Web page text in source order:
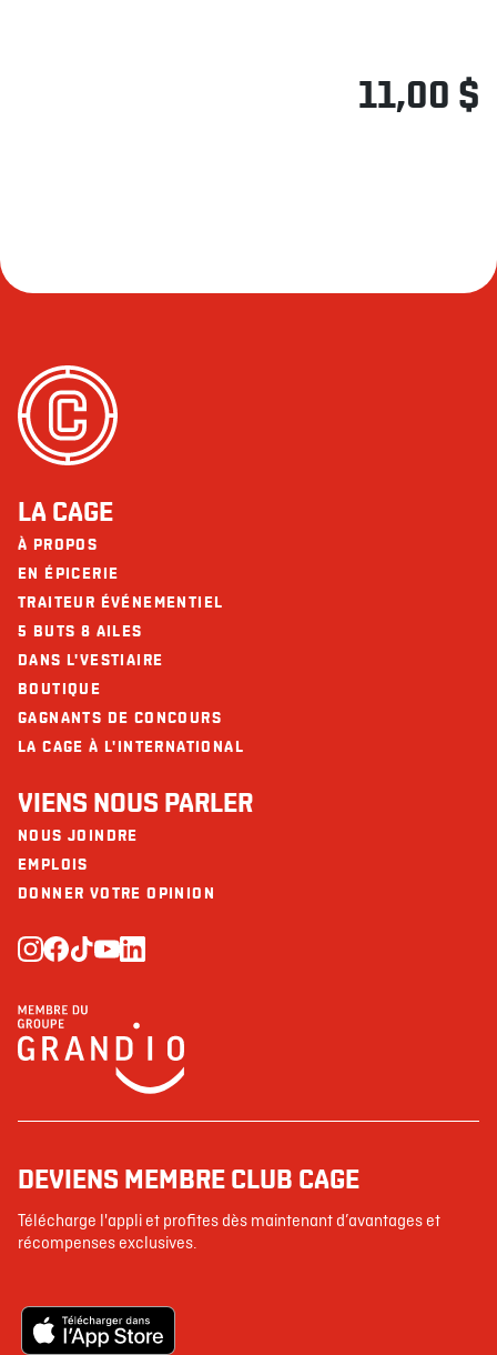
11,00 $
LA CAGE
À PROPOS
EN ÉPICERIE
TRAITEUR ÉVÉNEMENTIEL
5 BUTS 8 AILES
DANS L'VESTIAIRE
BOUTIQUE
GAGNANTS DE CONCOURS
LA CAGE À L'INTERNATIONAL
VIENS NOUS PARLER
NOUS JOINDRE
EMPLOIS
DONNER VOTRE OPINION
DEVIENS MEMBRE CLUB CAGE
Télécharge l'appli et profites dès maintenant d’avantages et
récompenses exclusives.